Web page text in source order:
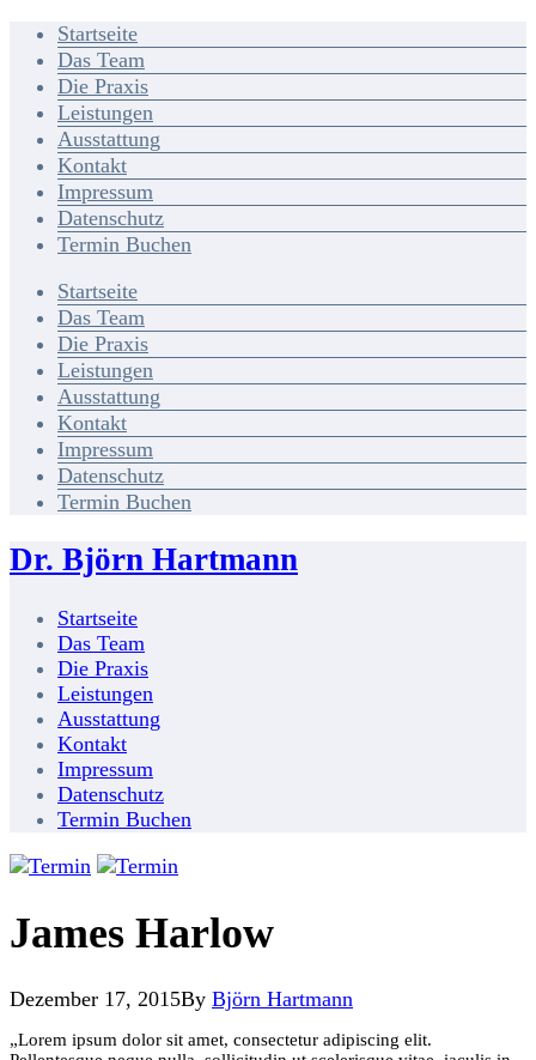
Startseite
Das Team
Die Praxis
Leistungen
Ausstattung
Kontakt
Impressum
Datenschutz
Termin Buchen
Startseite
Das Team
Die Praxis
Leistungen
Ausstattung
Kontakt
Impressum
Datenschutz
Termin Buchen
Dr. Björn Hartmann
Startseite
Das Team
Die Praxis
Leistungen
Ausstattung
Kontakt
Impressum
Datenschutz
Termin Buchen
James Harlow
Dezember 17, 2015By Björn Hartmann
„Lorem ipsum dolor sit amet, consectetur adipiscing elit.